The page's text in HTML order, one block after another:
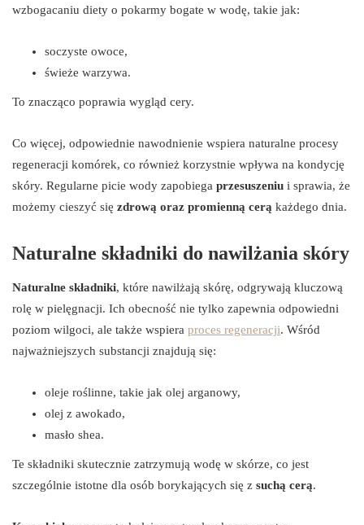
wzbogacaniu diety o pokarmy bogate w wodę, takie jak:
soczyste owoce,
świeże warzywa.
To znacząco poprawia wygląd cery.
Co więcej, odpowiednie nawodnienie wspiera naturalne procesy
regeneracji komórek, co również korzystnie wpływa na kondycję
skóry. Regularne picie wody zapobiega przesuszeniu i sprawia, że
możemy cieszyć się zdrową oraz promienną cerą każdego dnia.
Naturalne składniki do nawilżania skóry
Naturalne składniki, które nawilżają skórę, odgrywają kluczową
rolę w pielęgnacji. Ich obecność nie tylko zapewnia odpowiedni
poziom wilgoci, ale także wspiera proces regeneracji. Wśród
najważniejszych substancji znajdują się:
oleje roślinne, takie jak olej arganowy,
olej z awokado,
masło shea.
Te składniki skutecznie zatrzymują wodę w skórze, co jest
szczególnie istotne dla osób borykających się z suchą cerą.